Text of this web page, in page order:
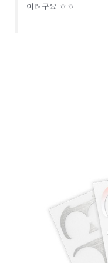
이려구요 ㅎㅎ